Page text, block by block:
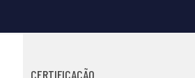
CERTIFICAÇÃO